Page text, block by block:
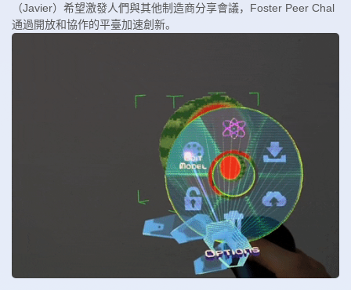
（Javier）希望激發人們與其他制造商分享會議，Foster Peer Chal
通過開放和協作的平臺加速創新。